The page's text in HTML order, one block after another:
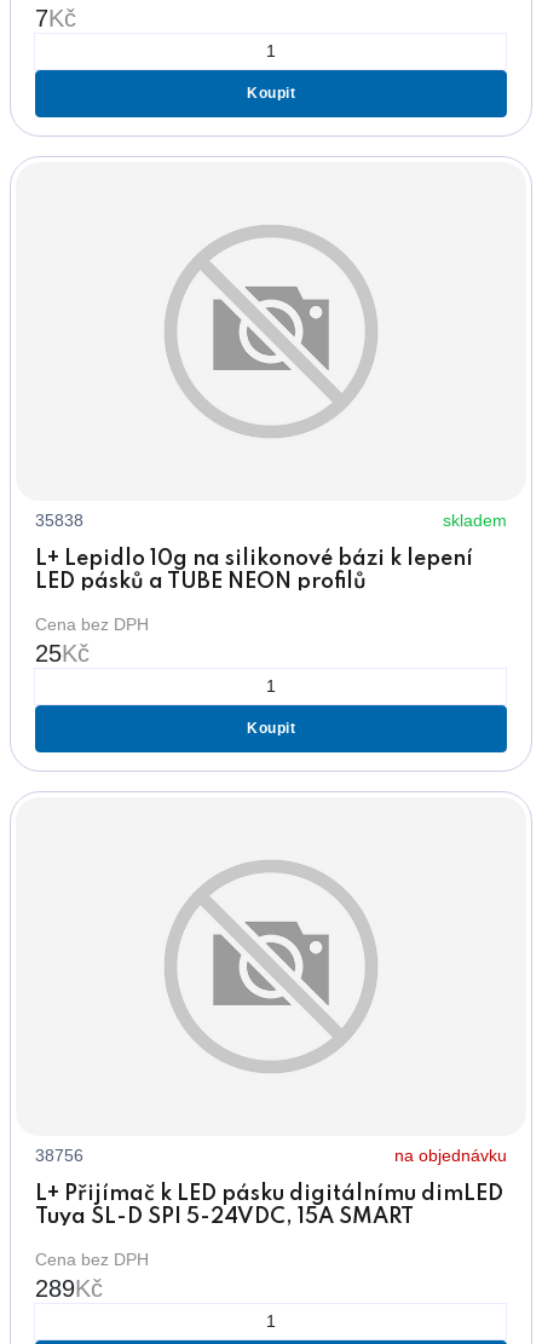
7Kč
Koupit
35838 skladem
L+ Lepidlo 10g na silikonové bázi k lepení
LED pásků a TUBE NEON profilů
Cena bez DPH
25Kč
Koupit
38756 na objednávku
L+ Přijímač k LED pásku digitálnímu dimLED
Tuya SL-D SPI 5-24VDC, 15A SMART
Cena bez DPH
289Kč